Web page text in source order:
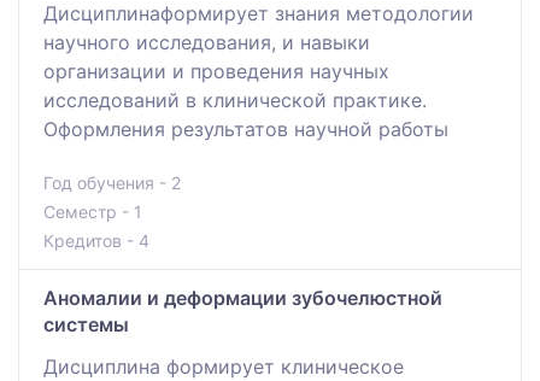
Дисциплинаформирует знания методологии
научного исследования, и навыки
организации и проведения научных
исследований в клинической практике.
Оформления результатов научной работы
Год обучения - 2
Семестр - 1
Кредитов - 4
Аномалии и деформации зубочелюстной
системы
Дисциплина формирует клиническое